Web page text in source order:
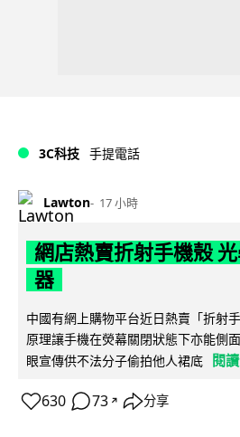
3C科技 手提電話
Lawton 17 小時
網店熱賣折射手機殼
器
中國有網上購物平台近日熱賣「折射
原理讓手機在熒幕關閉狀態下亦能側
眼宣傳供不法分子偷拍他人裙底 閱
630 73 ↗ 分享